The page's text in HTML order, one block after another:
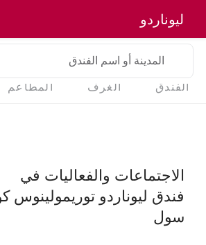
ليوناردو
المدينة أو اسم الفندق
الفندق الغرف المطاعم
الاجتماعات والفعاليات في
فندق ليوناردو توريمولينوس
سول